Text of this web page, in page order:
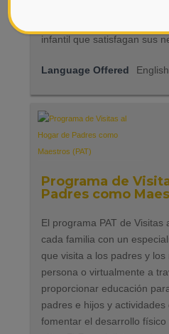
infantil que satisfagan sus
Language Offered
Programa de
Padres como
El programa PAT de Visitas
cada familia con un
que visita a los padres y los
persona o virtualmente a
proporcionar educación
padres e hijos y actividades
fomentar el desarrollo